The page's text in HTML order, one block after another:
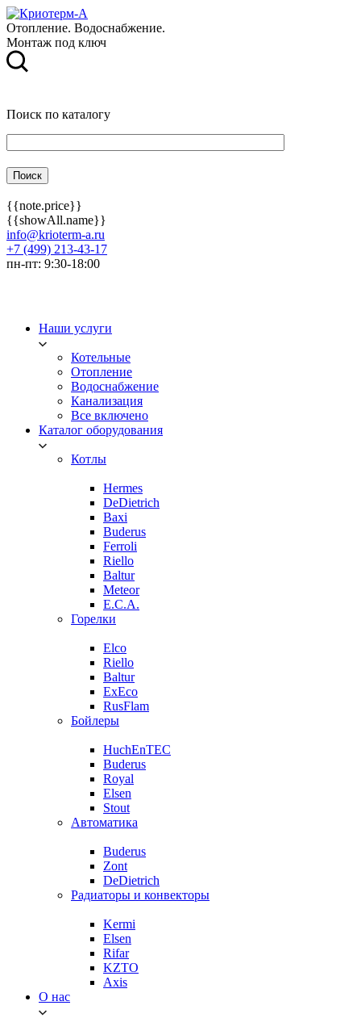
Отопление. Водоснабжение.
Монтаж под ключ
Поиск по каталогу
{{note.price}}
{{showAll.name}}
info@krioterm-a.ru
+7 (499) 213-43-17
пн-пт: 9:30-18:00
Наши услуги
Котельные
Отопление
Водоснабжение
Канализация
Все включено
Каталог оборудования
Котлы
Hermes
DeDietrich
Baxi
Buderus
Ferroli
Riello
Baltur
Meteor
E.C.A.
Горелки
Elco
Riello
Baltur
ExEco
RusFlam
Бойлеры
HuchEnTEC
Buderus
Royal
Elsen
Stout
Автоматика
Buderus
Zont
DeDietrich
Радиаторы и конвекторы
Kermi
Elsen
Rifar
KZTO
Axis
О нас